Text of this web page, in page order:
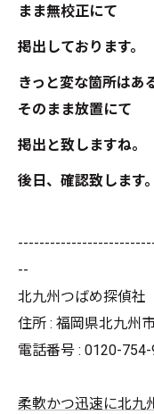
まま無校正にて
掲出しております。
きっと変な箇所はあ
そのまま放置にて
掲出と致しますね。
後日、確認致します。
--
北九州つばめ探偵社
住所 : 福岡県北九州
電話番号 : 0120-
柔軟かつ迅速に北九